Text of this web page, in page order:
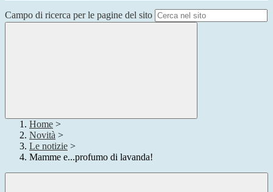
Campo di ricerca per le pagine del sito
Home >
Novità >
Le notizie >
Mamme e...profumo di lavanda!